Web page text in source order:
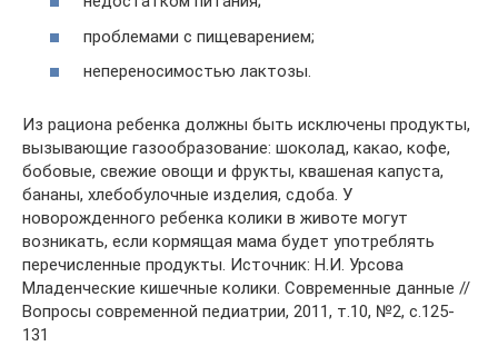
проблемами с пищеварением;
непереносимостью лактозы.
Из рациона ребенка должны быть исключены продукты,
вызывающие газообразование: шоколад, какао, кофе,
бобовые, свежие овощи и фрукты, квашеная капуста,
бананы, хлебобулочные изделия, сдоба. У
новорожденного ребенка колики в животе могут
возникать, если кормящая мама будет употреблять
перечисленные продукты. Источник: Н.И. Урсова
Младенческие кишечные колики. Современные данные //
Вопросы современной педиатрии, 2011, т.10, №2, с.125-
131